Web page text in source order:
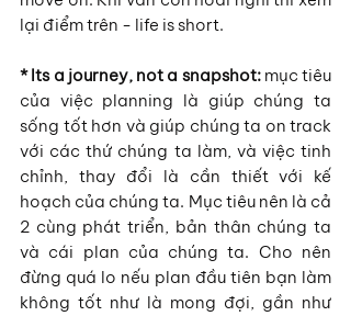
lại điểm trên - life is short.
* Its a journey, not a snapshot: mục tiêu
của việc planning là giúp chúng ta
sống tốt hơn và giúp chúng ta on track
với các thứ chúng ta làm, và việc tinh
chỉnh, thay đổi là cần thiết với kế
hoạch của chúng ta. Mục tiêu nên là cả
2 cùng phát triển, bản thân chúng ta
và cái plan của chúng ta. Cho nên
đừng quá lo nếu plan đầu tiên bạn làm
không tốt như là mong đợi, gần như